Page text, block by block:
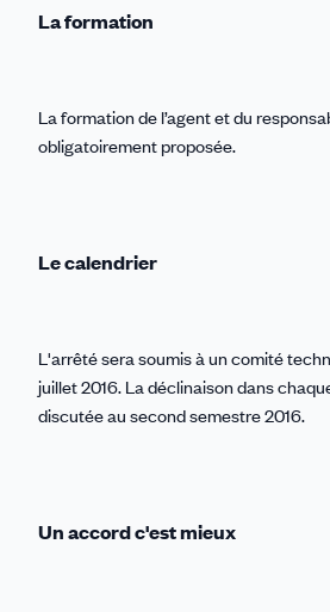
La formation
La formation de l’agent et du
obligatoirement proposée.
Le calendrier
L'arrêté sera soumis à un comité
juillet 2016. La déclinaison dans
discutée au second semestre 2016.
Un accord c'est mieux